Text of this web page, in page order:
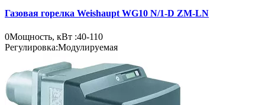
Газовая горелка Weishaupt WG10 N/1-D ZM-LN
0Мощность, кВт :40-110
Регулировка:Модулируемая